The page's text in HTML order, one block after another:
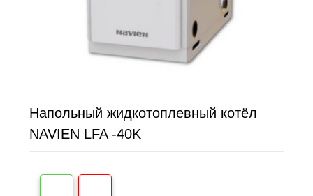
Напольный жидкотоплевный котёл
NAVIEN LFA -40K